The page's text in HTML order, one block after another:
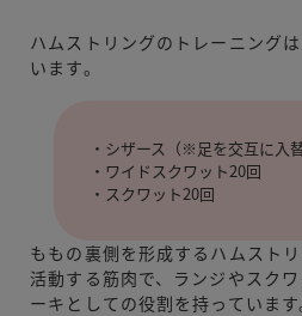
ハムストリングのトレーニング
います。
・シザース（※足を交互に入
・ワイドスクワット20回
・スクワット20回
ももの裏側を形成するハムスト
活動する筋肉で、ランジやスク
ーキとしての役割を持っています